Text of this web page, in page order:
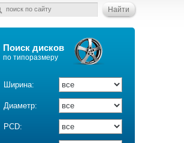
Поиск дисков
по типоразмеру
Ширина:
Диаметр:
PCD: